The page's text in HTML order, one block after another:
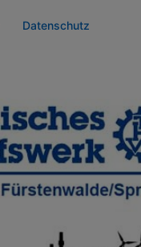
Datenschutz